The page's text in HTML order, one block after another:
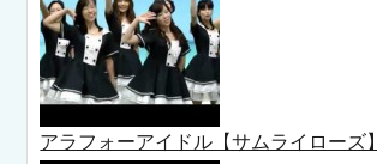
アラフォーアイドル【サムライローズ】